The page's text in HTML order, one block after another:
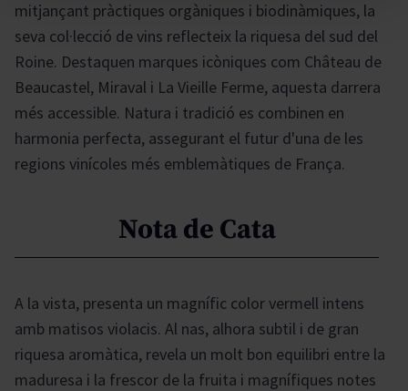
mitjançant pràctiques orgàniques i biodinàmiques, la
seva col·lecció de vins reflecteix la riquesa del sud del
Roine. Destaquen marques icòniques com Château de
Beaucastel, Miraval i La Vieille Ferme, aquesta darrera
més accessible. Natura i tradició es combinen en
harmonia perfecta, assegurant el futur d'una de les
regions vinícoles més emblemàtiques de França.
Nota de Cata
A la vista, presenta un magnífic color vermell intens
amb matisos violacis. Al nas, alhora subtil i de gran
riquesa aromàtica, revela un molt bon equilibri entre la
maduresa i la frescor de la fruita i magnífiques notes